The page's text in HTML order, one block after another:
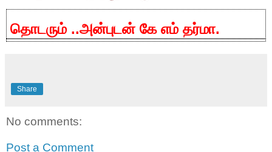
தொடரும் ..அன்புடன் கே எம் தர்மா.
Share
No comments:
Post a Comment